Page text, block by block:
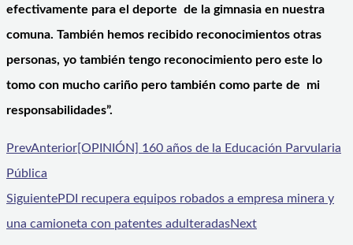
efectivamente para el deporte de la gimnasia en nuestra
comuna. También hemos recibido reconocimientos otras
personas, yo también tengo reconocimiento pero este lo
tomo con mucho cariño pero también como parte de mi
responsabilidades”.
PrevAnterior[OPINIÓN] 160 años de la Educación Parvularia
Pública
SiguientePDI recupera equipos robados a empresa minera y
una camioneta con patentes adulteradasNext